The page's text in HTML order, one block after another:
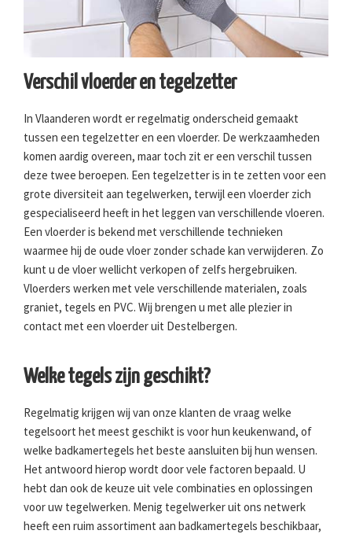
Verschil vloerder en tegelzetter
In Vlaanderen wordt er regelmatig onderscheid gemaakt
tussen een tegelzetter en een vloerder. De werkzaamheden
komen aardig overeen, maar toch zit er een verschil tussen
deze twee beroepen. Een tegelzetter is in te zetten voor een
grote diversiteit aan tegelwerken, terwijl een vloerder zich
gespecialiseerd heeft in het leggen van verschillende vloeren.
Een vloerder is bekend met verschillende technieken
waarmee hij de oude vloer zonder schade kan verwijderen. Zo
kunt u de vloer wellicht verkopen of zelfs hergebruiken.
Vloerders werken met vele verschillende materialen, zoals
graniet, tegels en PVC. Wij brengen u met alle plezier in
contact met een vloerder uit Destelbergen.
Welke tegels zijn geschikt?
Regelmatig krijgen wij van onze klanten de vraag welke
tegelsoort het meest geschikt is voor hun keukenwand, of
welke badkamertegels het beste aansluiten bij hun wensen.
Het antwoord hierop wordt door vele factoren bepaald. U
hebt dan ook de keuze uit vele combinaties en oplossingen
voor uw tegelwerken. Menig tegelwerker uit ons netwerk
heeft een ruim assortiment aan badkamertegels beschikbaar,